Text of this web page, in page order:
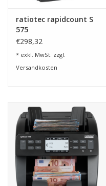
ratiotec rapidcount S
575
€298,32
* exkl. MwSt. zzgl.
Versandkosten